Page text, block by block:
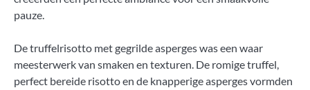
pauze.
De truffelrisotto met gegrilde asperges was een waar
meesterwerk van smaken en texturen. De romige truffel,
perfect bereide risotto en de knapperige asperges vormden